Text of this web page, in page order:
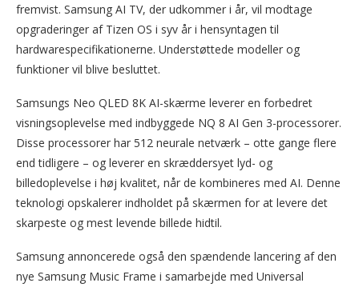
fremvist. Samsung AI TV, der udkommer i år, vil modtage
opgraderinger af Tizen OS i syv år i hensyntagen til
hardwarespecifikationerne. Understøttede modeller og
funktioner vil blive besluttet.
Samsungs Neo QLED 8K AI-skærme leverer en forbedret
visningsoplevelse med indbyggede NQ 8 AI Gen 3-processorer.
Disse processorer har 512 neurale netværk – otte gange flere
end tidligere – og leverer en skræddersyet lyd- og
billedoplevelse i høj kvalitet, når de kombineres med AI. Denne
teknologi opskalerer indholdet på skærmen for at levere det
skarpeste og mest levende billede hidtil.
Samsung annoncerede også den spændende lancering af den
nye Samsung Music Frame i samarbejde med Universal